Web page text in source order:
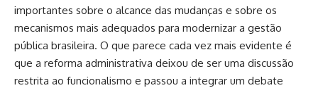
importantes sobre o alcance das mudanças e sobre os
mecanismos mais adequados para modernizar a gestão
pública brasileira. O que parece cada vez mais evidente é
que a reforma administrativa deixou de ser uma discussão
restrita ao funcionalismo e passou a integrar um debate